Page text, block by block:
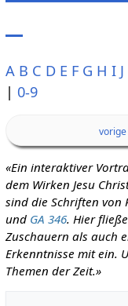
A B C D E F G H I J
| 0-9
«Ein interaktiver
dem Wirken Jesu
sind die Schriften von
und GA 346. Hier
Zuschauern als auch
Erkenntnisse mit ein.
Themen der Zeit.»